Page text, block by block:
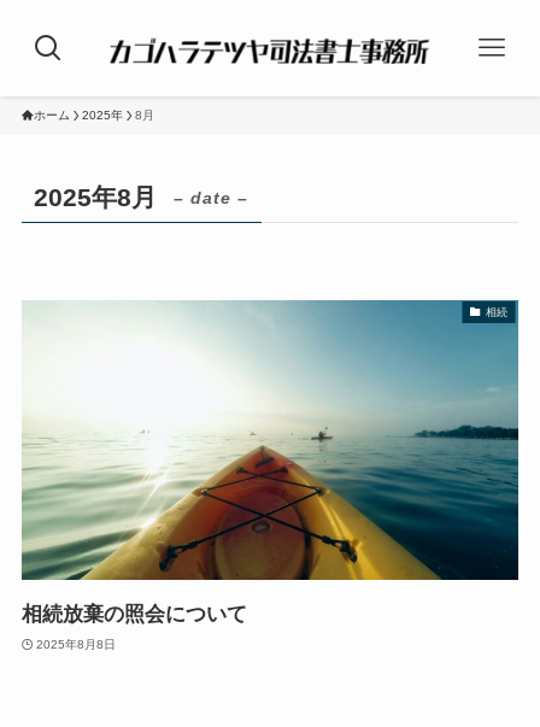
ホーム 2025年 8月
2025年8月 – date –
相続
相続放棄の照会について
2025年8月8日